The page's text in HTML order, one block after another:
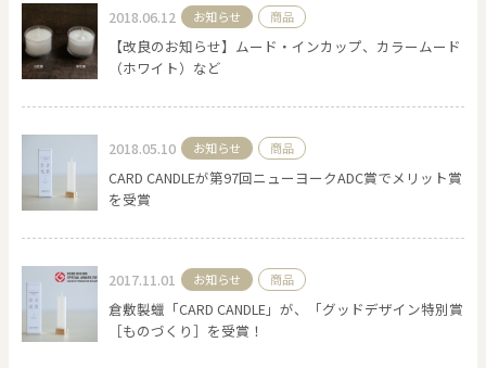
2018.06.12 お知らせ 商品
【改良のお知らせ】ムード・インカップ、カラームード
（ホワイト）など
2018.05.10 お知らせ 商品
CARD CANDLEが第97回ニューヨークADC賞でメリット賞
を受賞
2017.11.01 お知らせ 商品
倉敷製蠟「CARD CANDLE」が、「グッドデザイン特別賞
［ものづくり］を受賞！